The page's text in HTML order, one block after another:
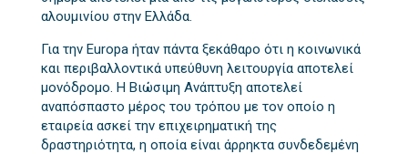
αλουμινίου στην Ελλάδα.
Για την Europa ήταν πάντα ξεκάθαρο ότι η κοινωνικά
και περιβαλλοντικά υπεύθυνη λειτουργία αποτελεί
μονόδρομο. Η Βιώσιμη Ανάπτυξη αποτελεί
αναπόσπαστο μέρος του τρόπου με τον οποίο η
εταιρεία ασκεί την επιχειρηματική της
δραστηριότητα, η οποία είναι άρρηκτα συνδεδεμένη